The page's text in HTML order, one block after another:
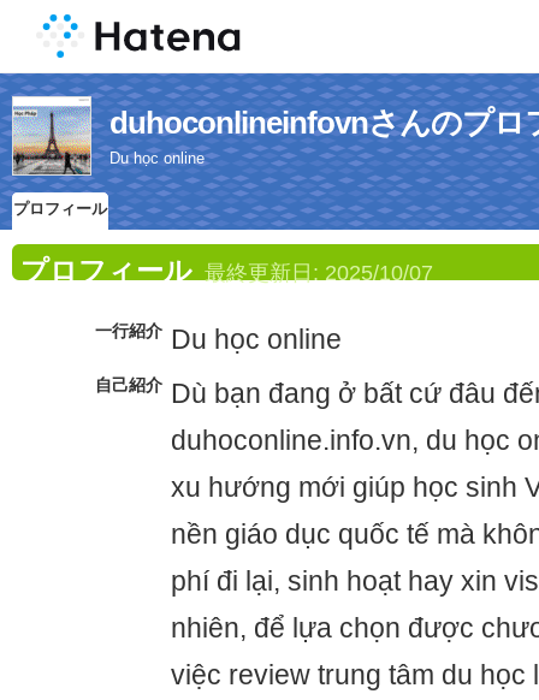
duhoconlineinfovnさんのプロ
Du học online
プロフィール
プロフィール 最終更新日: 2025/10/07
一行紹介 Du học online
自己紹介 Dù bạn đang ở bất cứ đâu
duhoconline.info.vn, du học
xu hướng mới giúp học sinh
nền giáo dục quốc tế mà
phí đi lại, sinh hoạt hay xin
nhiên, để lựa chọn được
việc review trung tâm du học